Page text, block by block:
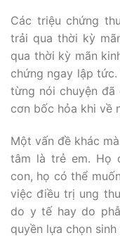
Các triệu chứng
trải qua thời kỳ
qua thời kỳ mãn
chứng ngay lập
từng nói chuyện
cơn bốc hỏa khi về
Một vấn đề khác
tâm là trẻ em. Họ
con, họ có thể
việc điều trị ung
do y tế hay do
quyền lựa chọn